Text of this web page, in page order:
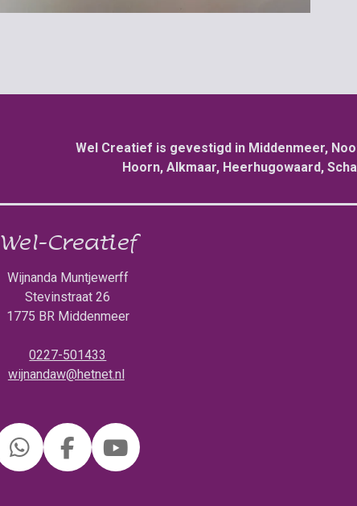
Wel Creatief is gevestigd in Middenmeer,
Hoorn, Alkmaar, Heerhugowaard,
Wel-Creatief
Wijnanda Muntjewerff
Stevinstraat 26
1775 BR Middenmeer
0227-501433
wijnandaw@hetnet.nl
W
F
Y